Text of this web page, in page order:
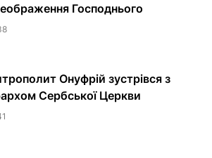
Господнього
Онуфрій зустрівся з
Сербської Церкви